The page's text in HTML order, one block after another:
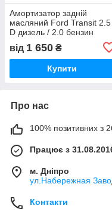
Амортизатор задній
масляний Ford Transit 2.5
D дизель / 2.0 бензин
Форд Транзит 1986-2000,
92VX18080CD
від 1 650 ₴
Купити
Про нас
100% позитивних з 26
Працює з
м. Дніпро
ул.Набережная
Контакти